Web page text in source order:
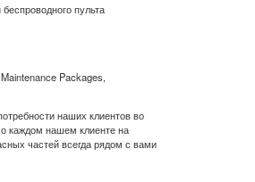
пульта
Packages,
наших клиентов во
каждом нашем клиенте на
частей всегда рядом с вами